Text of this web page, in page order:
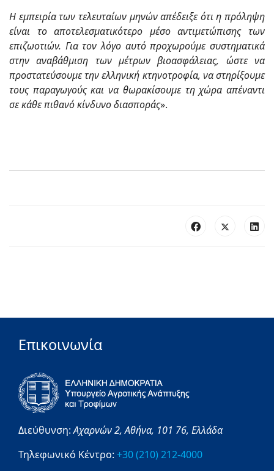
Η εμπειρία των τελευταίων μηνών απέδειξε ότι η πρόληψη
είναι το αποτελεσματικότερο μέσο αντιμετώπισης των
επιζωοτιών. Για τον λόγο αυτό προχωρούμε συστηματικά
στην αναβάθμιση των μέτρων βιοασφάλειας, ώστε να
προστατεύσουμε την ελληνική κτηνοτροφία, να στηρίξουμε
τους παραγωγούς και να θωρακίσουμε τη χώρα απέναντι
σε κάθε πιθανό κίνδυνο διασποράς».
Επικοινωνία
Διεύθυνση:Αχαρνών 2,Αθήνα, 101 76, Ελλάδα
Τηλεφωνικό Κέντρο: +30 (210) 212-4000